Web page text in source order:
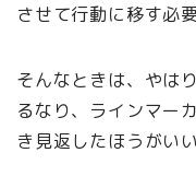
させて行動に移す必
そんなときは、やは
るなり、ラインマー
き見返したほうがい